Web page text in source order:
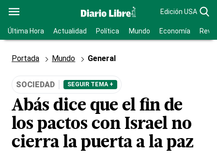
Edición USA
Última Hora Actualidad Política Mundo Economía
Portada Mundo General
SOCIEDAD SEGUIR TEMA +
Abás dice que el fin de
los pactos con Israel no
cierra la puerta a la paz